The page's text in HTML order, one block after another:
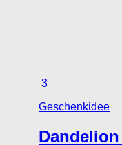
3
Geschenkidee